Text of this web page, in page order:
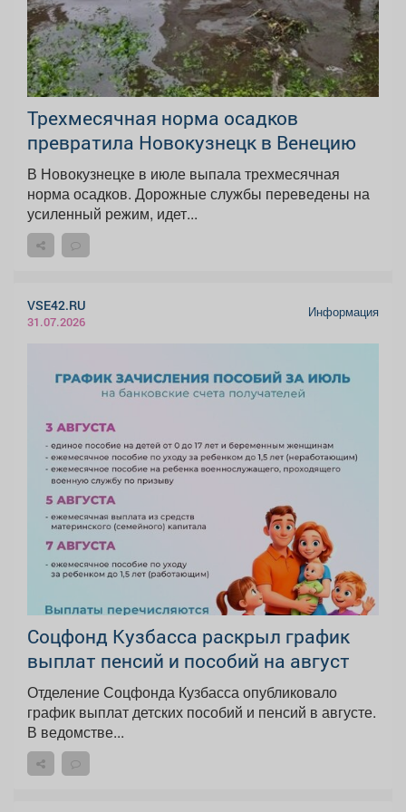
Трехмесячная норма осадков
превратила Новокузнецк в Венецию
В Новокузнецке в июле выпала трехмесячная
норма осадков. Дорожные службы переведены на
усиленный режим, идет...
VSE42.RU
31.07.2026
Информация
Соцфонд Кузбасса раскрыл график
выплат пенсий и пособий на август
Отделение Соцфонда Кузбасса опубликовало
график выплат детских пособий и пенсий в августе.
В ведомстве...